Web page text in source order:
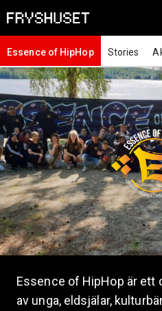
Essence of HipHop Stories
Essence of HipHop är ett
av unga, eldsjälar,